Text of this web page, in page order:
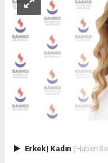
Erkek| Kadın (Haberi